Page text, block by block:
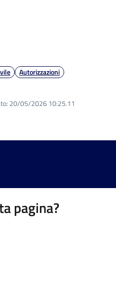
Autorizzazioni
20/05/2026 10:25.11
pagina?